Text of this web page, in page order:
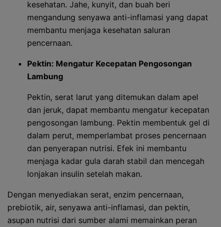
kesehatan. Jahe, kunyit, dan buah beri
mengandung senyawa anti-inflamasi yang dapat
membantu menjaga kesehatan saluran
pencernaan.
Pektin: Mengatur Kecepatan Pengosongan
Lambung
Pektin, serat larut yang ditemukan dalam apel
dan jeruk, dapat membantu mengatur kecepatan
pengosongan lambung. Pektin membentuk gel di
dalam perut, memperlambat proses pencernaan
dan penyerapan nutrisi. Efek ini membantu
menjaga kadar gula darah stabil dan mencegah
lonjakan insulin setelah makan.
Dengan menyediakan serat, enzim pencernaan,
prebiotik, air, senyawa anti-inflamasi, dan pektin,
asupan nutrisi dari sumber alami memainkan peran